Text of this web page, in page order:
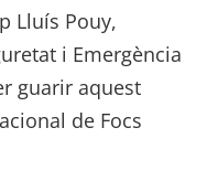
Lluís Pouy,
i Emergència
guarir aquest
de Focs